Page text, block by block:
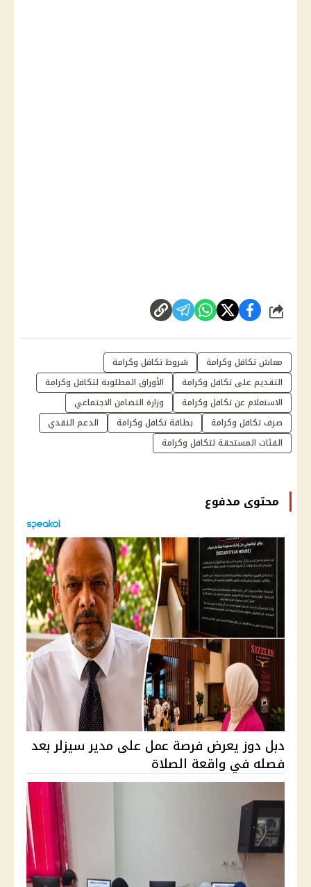
شارك
معاش تكافل وكرامة
شروط تكافل وكرامة
التقديم على تكافل وكرامة
الأوراق المطلوبة لتكافل وكرامة
الاستعلام عن تكافل وكرامة
وزارة التضامن الاجتماعي
صرف تكافل وكرامة
بطاقة تكافل وكرامة
الدعم النقدي
الفئات المستحقة لتكافل وكرامة
محتوى مدفوع
دبل دوز يعرض فرصة عمل على مدير سيزلر بعد
فصله في واقعة الصلاة